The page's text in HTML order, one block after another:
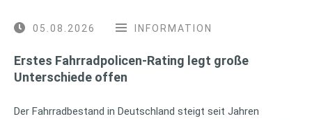
05.08.2026 INFORMATION
Erstes Fahrradpolicen-Rating legt große
Unterschiede offen
Der Fahrradbestand in Deutschland steigt seit Jahren